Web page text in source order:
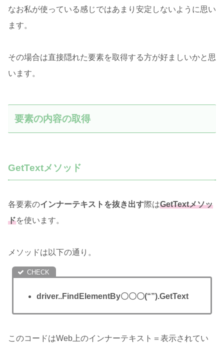
なお私が使っている感じではあまり安定しないように思い
ます。
その場合は直接隠れた要素を取得する方が好ましいかと思
います。
要素の内容の取得
GetTextメソッド
各要素のインナーテキストを抜き出す際はGetTextメソッ
ドを使います。
メソッドは以下の通り。
driver..FindElementBy〇〇〇(“”).GetText
このコードはWeb上のインナーテキスト＝表示されてい